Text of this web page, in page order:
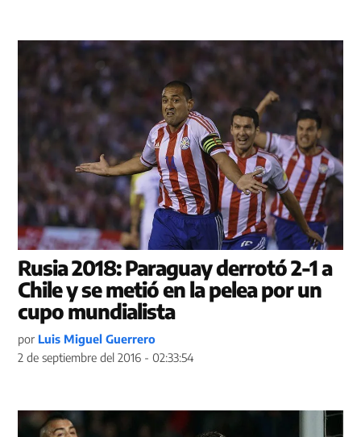
Rusia 2018: Paraguay derrotó 2-1 a
Chile y se metió en la pelea por un
cupo mundialista
por Luis Miguel Guerrero
2 de septiembre del 2016 - 02:33:54